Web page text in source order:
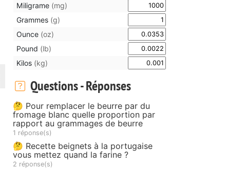
Miligrame (mg)
Grammes (g)
Ounce (oz)
Pound (lb)
Kilos (kg)
Questions - Réponses
🤔 Pour remplacer le beurre par du
fromage blanc quelle proportion par
rapport au grammages de beurre
1 réponse(s)
🤔 Recette beignets à la portugaise
vous mettez quand la farine ?
2 réponse(s)